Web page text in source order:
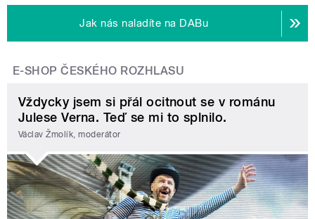
Jak nás naladíte na DABu
E-SHOP ČESKÉHO ROZHLASU
Vždycky jsem si přál ocitnout se v románu
Julese Verna. Teď se mi to splnilo.
Václav Žmolík, moderátor